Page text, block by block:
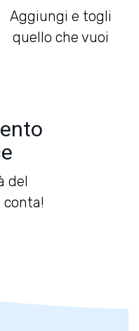
Aggiungi e togli
quello che vuoi
del